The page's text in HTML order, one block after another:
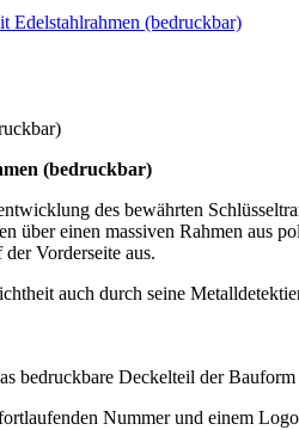
(bedruckbar)
(bedruckbar)
des bewährten
einen massiven Rahmen aus
Vorderseite aus.
auch durch seine
bedruckbare Deckelteil der
Nummer und einem